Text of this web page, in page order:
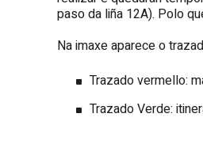
paso da liña 12A). Polo
Na imaxe aparece o
Trazado vermello:
Trazado Verde: